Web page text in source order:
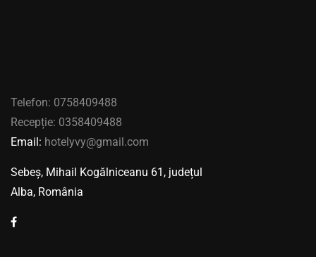
Telefon: 0758409488
Recepție: 0358409488
Email: hotelyvy@gmail.com
Sebeș, Mihail Kogălniceanu 61, județul
Alba, România